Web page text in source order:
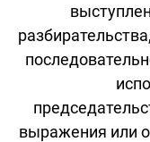
выражения или